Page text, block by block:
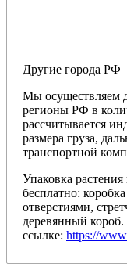
Другие города РФ
Мы осуществляем
регионы РФ в
рассчитывается
размера груза,
транспортной
Упаковка
бесплатно:
отверстиями,
деревянный
ссылке: https://